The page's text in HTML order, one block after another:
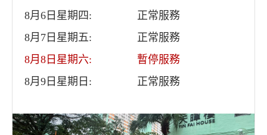
8月6日星期四:
正常服務
8月7日星期五:
正常服務
8月8日星期六:
暫停服務
8月9日星期日:
正常服務